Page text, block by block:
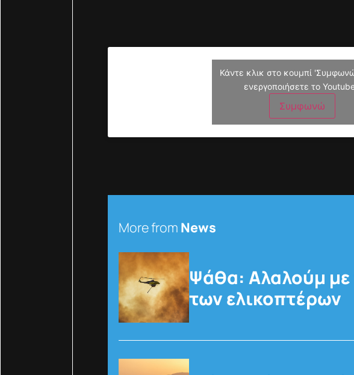
Κάντε κλικ στο κουμπί
ενεργοποιήσετε το
Συμφωνώ
More from News
Ψάθα: Αλαλούμ με
των ελικοπτέρων